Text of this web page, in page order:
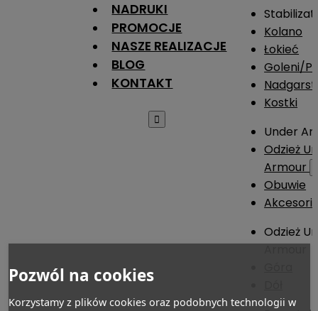
NADRUKI
PROMOCJE
NASZE REALIZACJE
BLOG
KONTAKT

Kolano
Łokieć
Goleni/
Kostki
Under
Odzież
Armour
Obuwie
Odzież
Pozwól na cookies
Korzystamy z plików cookies oraz podobnych technologii w